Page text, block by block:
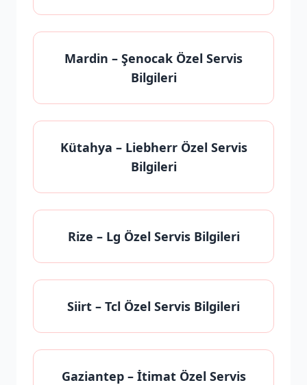
Mardin – Şenocak Özel Servis
Bilgileri
Kütahya – Liebherr Özel Servis
Bilgileri
Rize – Lg Özel Servis Bilgileri
Siirt – Tcl Özel Servis Bilgileri
Gaziantep– İtimat Özel Servis